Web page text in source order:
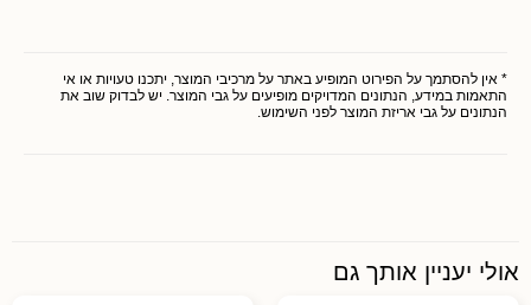
* אין להסתמך על הפירוט המופיע באתר על מרכיבי המוצר, יתכנו טעויות או אי
התאמות במידע, הנתונים המדויקים מופיעים על גבי המוצר. יש לבדוק שוב את
הנתונים על גבי אריזת המוצר לפני השימוש.
אולי יעניין אותך גם